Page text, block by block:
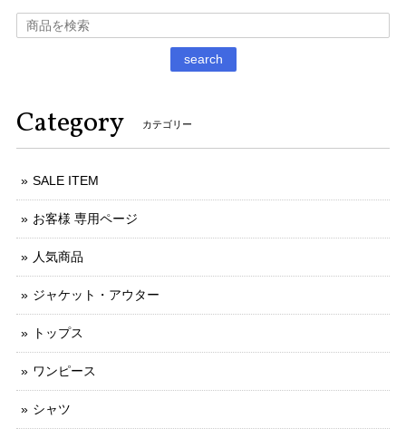
search
Category カテゴリー
SALE ITEM
お客様 専用ページ
人気商品
ジャケット・アウター
トップス
ワンピース
シャツ